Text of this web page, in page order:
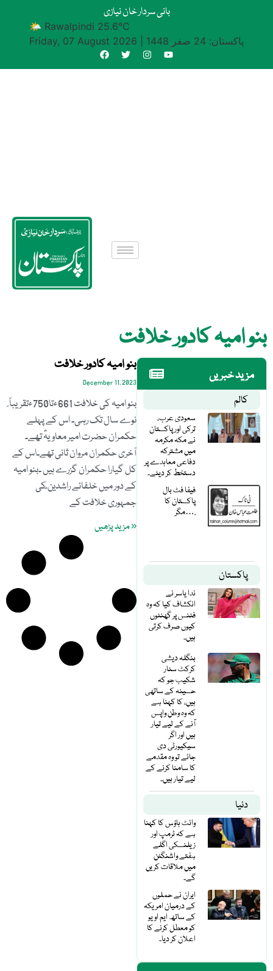
بانی سردار خان نیازی
🌤 Rawalpindi 25.6°C
Friday, 07 August 2026
پاکستان: 24 صفر 1448
بنو امیہ کادور خلافت
مزید خبریں
کالم
سعودی عرب،
ترکی اور پاکستان
نے مکہ مکرمہ
میں مشترکہ
دفاعی معاہدے پر
دستخط کر دیئے۔
فیفا فٹ بال
پاکستان کا
مگر….
پاکستان
ندا یاسر نے
انکشاف کیا کہ وہ
فٹنس پر گھنٹوں
کیوں صرف کرتی
ہیں۔
بنگلہ دیشی
کرکٹ سٹار
شکیب جو کہ
حسینہ کے ساتھی
ہیں، کا کہنا ہے
کہ وہ وطن واپس
آنے کے لیے تیار
ہیں اور اگر
سیکیورٹی دی
جائے تو وہ مقدمے
کا سامنا کرنے کے
لیے تیار ہیں۔
دنیا
وائٹ ہاؤس کا کہنا
ہے کہ ٹرمپ اور
زیلنسکی اگلے
ہفتے واشنگٹن
میں ملاقات کریں
گے۔
ایران نے حملوں
کے درمیان امریکہ
کے ساتھ ایم او یو
کو معطل کرنے کا
اعلان کر دیا۔
بنو امیہ کادور خلافت
December 11, 2023
بنو امیہ کی خلافت 661ءتا750ءتقریباً ً
نوے سال تک رہی۔ اس کے پہلے
حکمران حضرت امیر معاویہؓ تھے۔
آخری حکمران مروان ثانی تھے۔اس کے
کل گیارا حکمران گزرے ہیں ۔بنو امیہ
کے دور میں خلفائے راشدین ؓکی
جمہوری خلافت کے
« مزید پڑھیں